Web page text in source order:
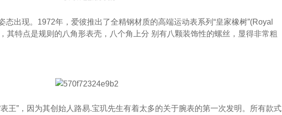
态出现。1972年，爱彼推出了全精钢材质的高端运动表系列“皇家橡树”(Royal
其特点是规则的八角形表壳，八个角上分 别有八颗装饰性的螺丝，显得非常粗
王”，因为其创始人路易.宝玑先生有着太多的关于腕表的第一次发明。所有款式